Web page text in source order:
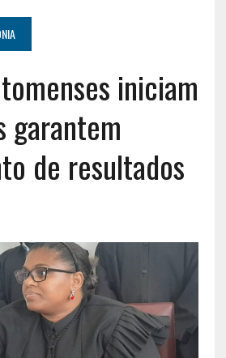
iniciam
garantem
de resultados